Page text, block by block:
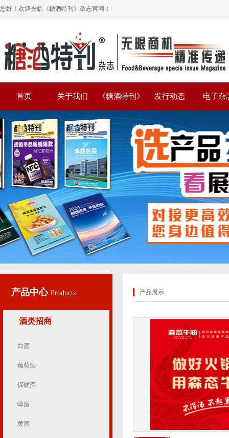
您好！欢迎光临《糖酒特刊》杂志官网！
首页 关于我们 《糖酒特刊》 发行动态 电子杂
产品中心 Products
酒类招商
白酒
葡萄酒
保健酒
啤酒
黄酒
产品展示